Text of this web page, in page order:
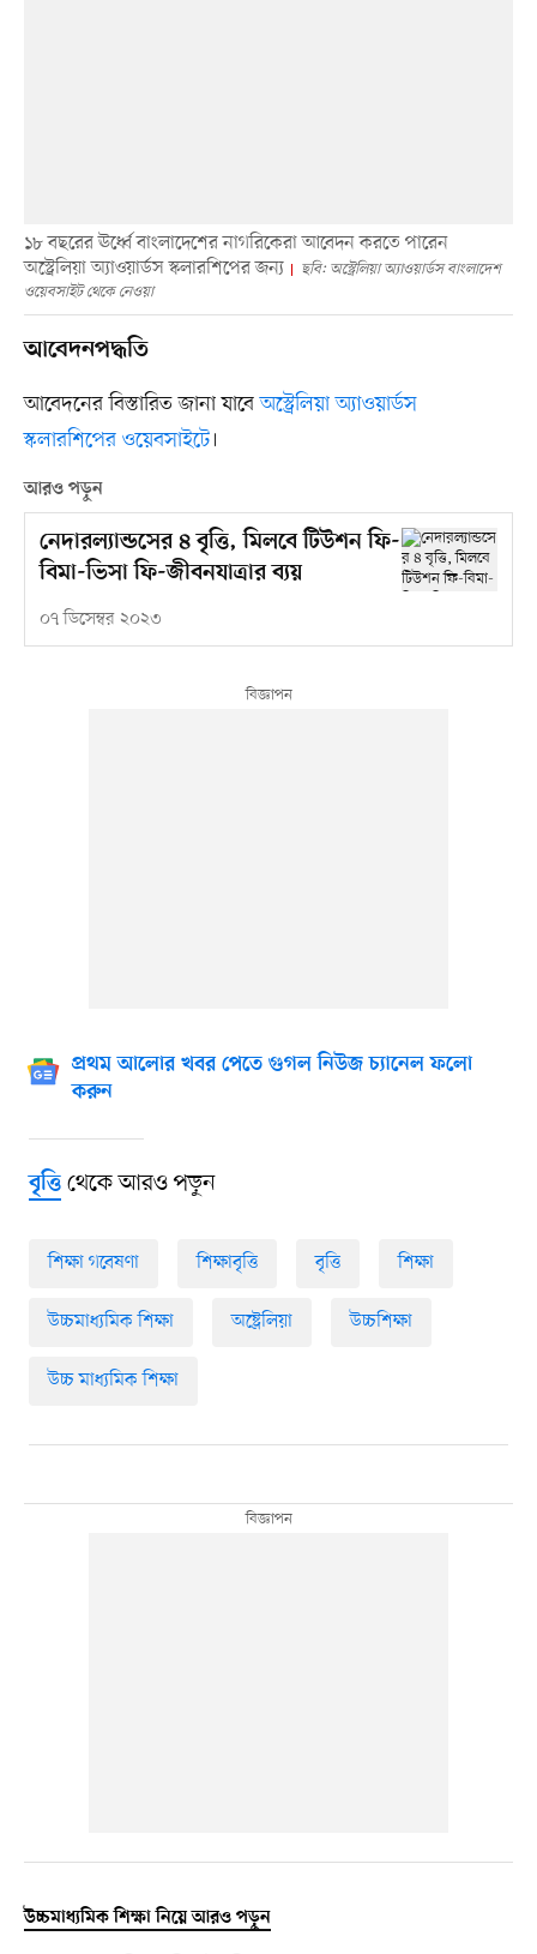
১৮ বছরের ঊর্ধ্বে বাংলাদেশের নাগরিকেরা আবেদন করতে পারেন
অস্ট্রেলিয়া অ্যাওয়ার্ডস স্কলারশিপের জন্য
ছবি: অস্ট্রেলিয়া অ্যাওয়ার্ডস বাংলাদেশ
ওয়েবসাইট থেকে নেওয়া
আবেদনপদ্ধতি
আবেদনের বিস্তারিত জানা যাবে ‌অস্ট্রেলিয়া অ্যাওয়ার্ডস
স্কলারশিপের ওয়েবসাইটে।
আরও পড়ুন
নেদারল্যান্ডসের ৪ বৃত্তি, মিলবে টিউশন ফি-
বিমা-ভিসা ফি-জীবনযাত্রার ব্যয়
০৭ ডিসেম্বর ২০২৩
প্রথম আলোর খবর পেতে গুগল নিউজ চ্যানেল ফলো
করুন
বৃত্তিথেকে আরও পড়ুন
শিক্ষা গবেষণা শিক্ষাবৃত্তি বৃত্তি শিক্ষা
উচ্চমাধ্যমিক শিক্ষা অষ্ট্রেলিয়া উচ্চশিক্ষা
উচ্চ মাধ্যমিক শিক্ষা
উচ্চমাধ্যমিক শিক্ষা নিয়ে আরও পড়ুন